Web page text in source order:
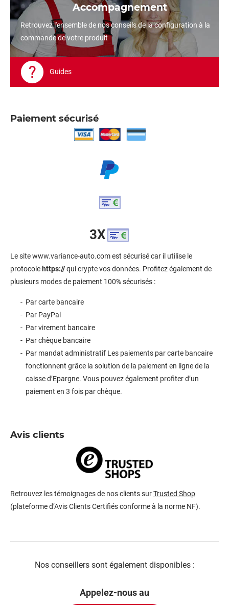
Accompagnement
Retrouvez l'ensemble de nos conseils de la configuration à la
commande de votre produit
Guides
Paiement sécurisé
3X
Le site www.variance-auto.com est sécurisé car il utilise le
protocole https://qui crypte vos données. Profitez également de
plusieurs modes de paiement 100% sécurisés :
Par carte bancaire
Par PayPal
Par virement bancaire
Par chèque bancaire
Par mandat administratif Les paiements par carte bancaire
fonctionnent grâce la solution de la paiement en ligne de la
caisse d’Epargne. Vous pouvez également profiter d’un
paiement en 3 fois par chèque.
Avis clients
Retrouvez les témoignages de nos clients surTrusted Shop
(plateforme d’Avis Clients Certifiés conforme à la norme NF).
Nos conseillers sont également disponibles :
Appelez-nous au